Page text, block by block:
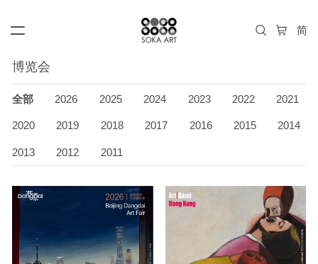
博览会
全部 2026 2025 2024 2023 2022 2021
2020 2019 2018 2017 2016 2015 2014
2013 2012 2011